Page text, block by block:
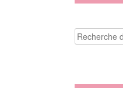
Recherche
pour :